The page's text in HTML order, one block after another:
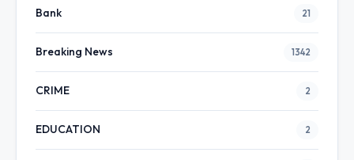
Bank 21
Breaking News 1342
CRIME 2
EDUCATION 2